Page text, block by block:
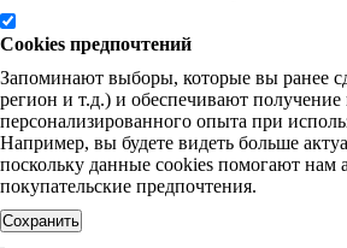
Cookies предпочтений
Запоминают выборы, которые вы ранее
регион и т.д.) и обеспечивают получение
персонализированного опыта при
Например, вы будете видеть больше
поскольку данные cookies помогают нам
покупательские предпочтения.
Сохранить